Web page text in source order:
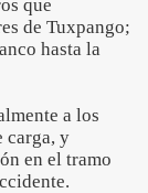
que
de Tuxpango;
hasta la
a los
carga, y
en el tramo